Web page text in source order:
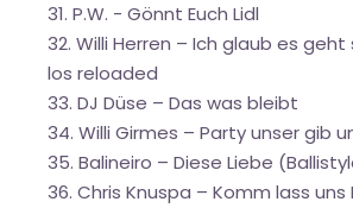
31. P.W. - Gönnt Euch Lidl
32. Willi Herren – Ich glaub es
los reloaded
33. DJ Düse – Das was bleibt
34. Willi Girmes – Party unser gib
35. Balineiro – Diese Liebe
36. Chris Knuspa – Komm lass uns